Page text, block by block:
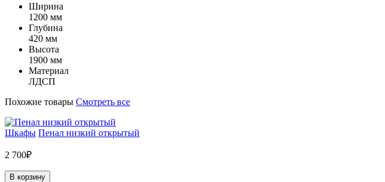
Ширина
1200 мм
Глубина
420 мм
Высота
1900 мм
Материал
ЛДСП
Похожие товары Смотреть все
Шкафы Пенал низкий открытый
2 700₽
В корзину